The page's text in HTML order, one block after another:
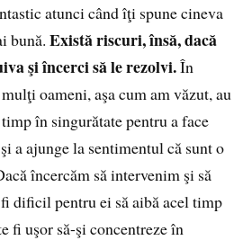
atunci când îţi spune cineva
bună.Existăriscuri, însă, dacă
şi încerci săle rezolvi.În
oameni, aşa cum am văzut, au
în singurătate pentru a face
a ajunge la sentimentul că sunt o
încercăm să intervenim şi să
dificil pentru ei să aibă acel timp
fi uşor să-şi concentreze în